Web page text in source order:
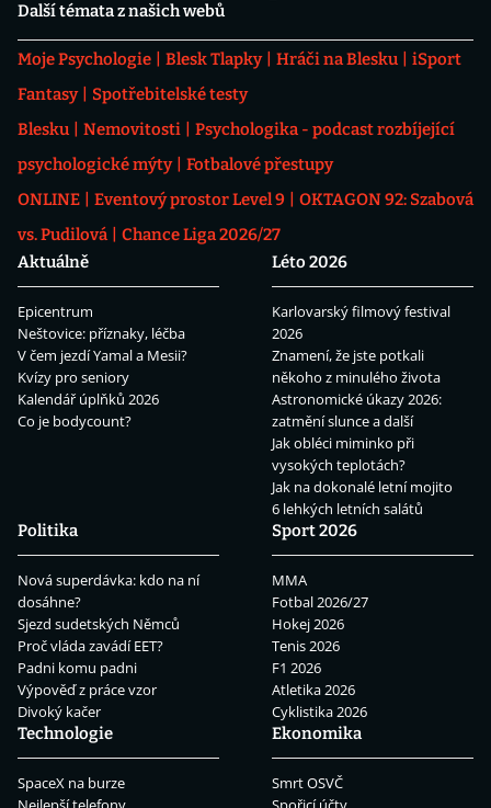
Další témata z našich webů
Moje Psychologie Blesk Tlapky Hráči na Blesku
iSport
Fantasy
Spotřebitelské testy
Blesku
Nemovitosti
Psychologika - podcast rozbíjející
psychologické mýty
Fotbalové přestupy
ONLINE
Eventový prostor Level 9
OKTAGON 92: Szabová
vs. Pudilová
Chance Liga 2026/27
Aktuálně
Epicentrum
Neštovice: příznaky, léčba
V čem jezdí Yamal a Mesii?
Kvízy pro seniory
Kalendář úplňků 2026
Co je bodycount?
Léto 2026
Karlovarský filmový festival
2026
Znamení, že jste potkali
někoho z minulého života
Astronomické úkazy 2026:
zatmění slunce a další
Jak obléci miminko při
vysokých teplotách?
Jak na dokonalé letní mojito
6 lehkých letních salátů
Politika
Nová superdávka: kdo na ní
dosáhne?
Sjezd sudetských Němců
Proč vláda zavádí EET?
Padni komu padni
Výpověď z práce vzor
Divoký kačer
Sport 2026
MMA
Fotbal 2026/27
Hokej 2026
Tenis 2026
F1 2026
Atletika 2026
Cyklistika 2026
Technologie
SpaceX na burze
Ekonomika
Smrt OSVČ